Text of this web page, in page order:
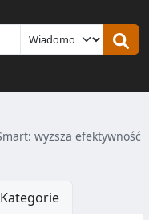
wyższa efektywność